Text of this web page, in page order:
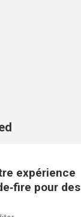
expérience
pour des